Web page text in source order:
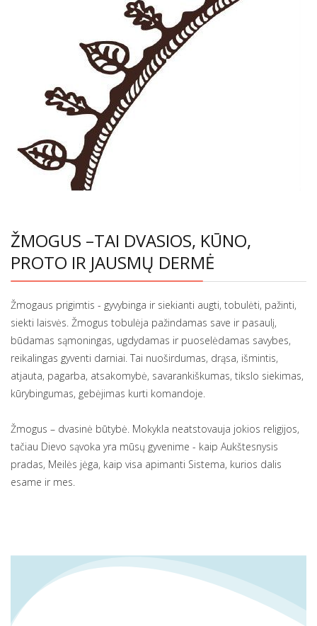
ŽMOGUS –TAI DVASIOS, KŪNO,
PROTO IR JAUSMŲ DERMĖ
Žmogaus prigimtis - gyvybinga ir siekianti augti, tobulėti, pažinti,
siekti laisvės. Žmogus tobulėja pažindamas save ir pasaulį,
būdamas sąmoningas, ugdydamas ir puoselėdamas savybes,
reikalingas gyventi darniai. Tai nuoširdumas, drąsa, išmintis,
atjauta, pagarba, atsakomybė, savarankiškumas, tikslo siekimas,
kūrybingumas, gebėjimas kurti komandoje.
Žmogus – dvasinė būtybė. Mokykla neatstovauja jokios religijos,
tačiau Dievo sąvoka yra mūsų gyvenime - kaip Aukštesnysis
pradas, Meilės jėga, kaip visa apimanti Sistema, kurios dalis
esame ir mes.